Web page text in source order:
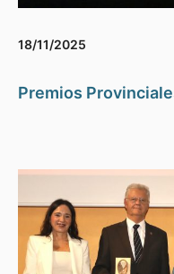
18/11/2025
Premios